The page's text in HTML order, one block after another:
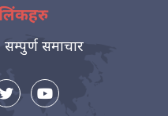
सम्पुर्ण समाचार